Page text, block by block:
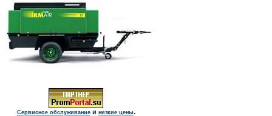
Сервисное обслуживаниеи низкие цены.